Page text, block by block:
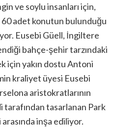
ve soylu insanları için,
60 adet konutun bulunduğu
Eusebi Güell, İngiltere
bahçe-şehir tarzındaki
için yakın dostu Antoni
kraliyet üyesi Eusebi
aristokratlarının
tarafından tasarlanan Park
inşa ediliyor.